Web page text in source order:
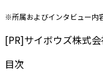
※所属およびインタビュー内
[PR]サイボウズ株式
目次